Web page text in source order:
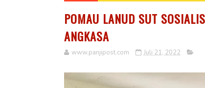
POMAU LANUD SUT
ANGKASA
www.panjipost.com Juli 21, 2022